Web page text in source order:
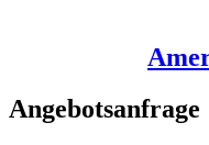
Angebotsanfrage